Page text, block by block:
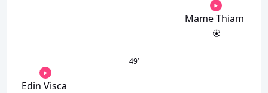
Mame Thiam
49’
Edin Visca